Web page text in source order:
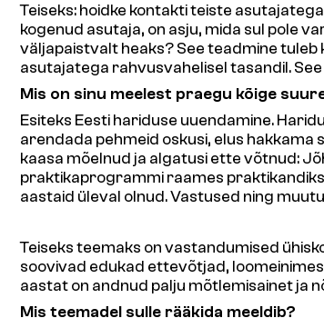
Teiseks: hoidke kontakti teiste
kogenud asutaja, on asju, mida sul pole
väljapaistvalt heaks? See teadmine tuleb
asutajatega rahvusvahelisel tasandil.
Mis on sinu meelest praegu kõige
Esiteks Eesti hariduse uuendamine.
arendada pehmeid oskusi, elus hakkama
kaasa mõelnud ja algatusi ette võtnud:
praktikaprogrammi raames praktikandiks
aastaid üleval olnud. Vastused ning
Teiseks teemaks on vastandumised
soovivad edukad ettevõtjad,
aastat on andnud palju mõtlemisainet ja
Mis teemadel sulle rääkida meeldib?